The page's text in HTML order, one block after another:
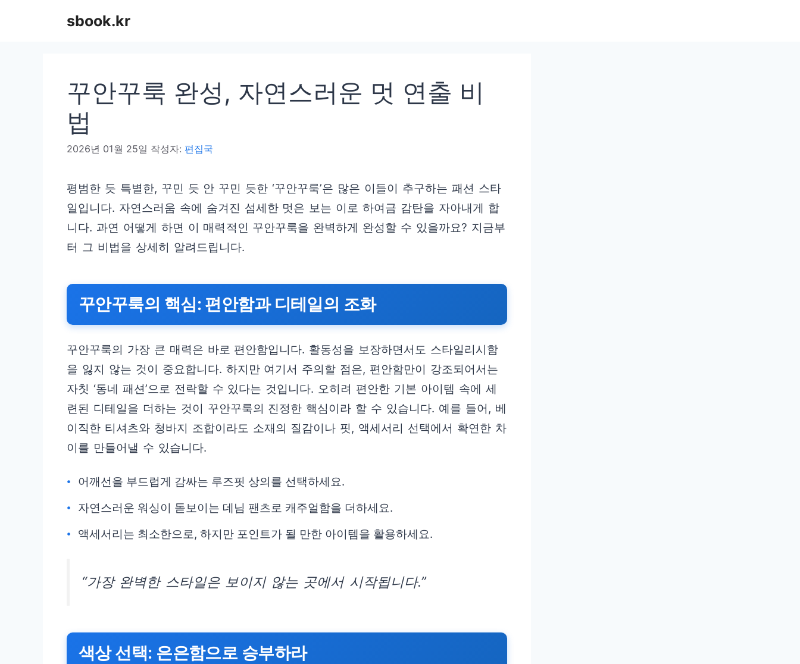
sbook.kr
꾸안꾸룩 완성, 자연스러운 멋 연출 비
법
2026년 01월 25일 작성자: 편집국
평범한 듯 특별한, 꾸민 듯 안 꾸민 듯한 ‘꾸안꾸룩’은 많은 이들이 추구하는 패션 스타
일입니다. 자연스러움 속에 숨겨진 섬세한 멋은 보는 이로 하여금 감탄을 자아내게 합
니다. 과연 어떻게 하면 이 매력적인 꾸안꾸룩을 완벽하게 완성할 수 있을까요? 지금부
터 그 비법을 상세히 알려드립니다.
꾸안꾸룩의 핵심: 편안함과 디테일의 조화
꾸안꾸룩의 가장 큰 매력은 바로 편안함입니다. 활동성을 보장하면서도 스타일리시함
을 잃지 않는 것이 중요합니다. 하지만 여기서 주의할 점은, 편안함만이 강조되어서는
자칫 ‘동네 패션’으로 전락할 수 있다는 것입니다. 오히려 편안한 기본 아이템 속에 세
련된 디테일을 더하는 것이 꾸안꾸룩의 진정한 핵심이라 할 수 있습니다. 예를 들어, 베
이직한 티셔츠와 청바지 조합이라도 소재의 질감이나 핏, 액세서리 선택에서 확연한 차
이를 만들어낼 수 있습니다.
어깨선을 부드럽게 감싸는 루즈핏 상의를 선택하세요.
자연스러운 워싱이 돋보이는 데님 팬츠로 캐주얼함을 더하세요.
액세서리는 최소한으로, 하지만 포인트가 될 만한 아이템을 활용하세요.
“가장 완벽한 스타일은 보이지 않는 곳에서 시작됩니다.”
색상 선택: 은은함으로 승부하라